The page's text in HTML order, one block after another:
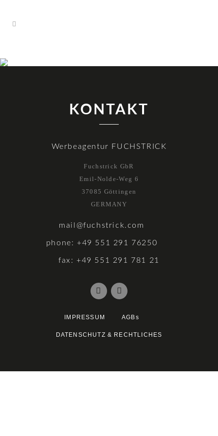
KONTAKT
Werbeagentur FUCHSTRICK
Fuchstrick GbR
Emil-Nolde-Weg 6
37085 Göttingen
GERMANY
mail@fuchstrick.com
phone: +49 551 291 76250
fax: +49 551 291 781 21
IMPRESSUM AGBs
DATENSCHUTZ & RECHTLICHES